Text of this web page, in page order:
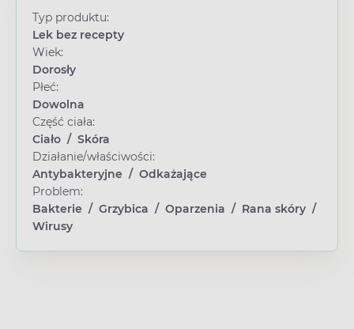
Typ produktu:
Lek bez recepty
Wiek:
Dorosły
Płeć:
Dowolna
Część ciała:
Ciało / Skóra
Działanie/właściwości:
Antybakteryjne / Odkażające
Problem:
Bakterie / Grzybica / Oparzenia / Rana skóry /
Wirusy